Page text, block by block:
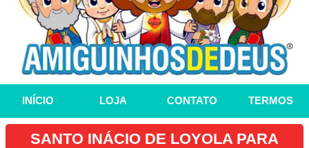
INÍCIO LOJA CONTATO TERMOS
SANTO INÁCIO DE LOYOLA PARA